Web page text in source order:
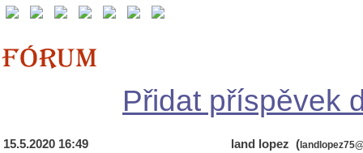
Přidat příspěvek
15.5.2020 16:49 land lopez (